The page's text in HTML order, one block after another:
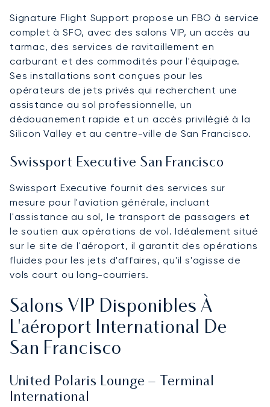
Signature Flight Support propose un FBO à service
complet à SFO, avec des salons VIP, un accès au
tarmac, des services de ravitaillement en
carburant et des commodités pour l'équipage.
Ses installations sont conçues pour les
opérateurs de jets privés qui recherchent une
assistance au sol professionnelle, un
dédouanement rapide et un accès privilégié à la
Silicon Valley et au centre-ville de San Francisco.
Swissport Executive San Francisco
Swissport Executive fournit des services sur
mesure pour l'aviation générale, incluant
l'assistance au sol, le transport de passagers et
le soutien aux opérations de vol. Idéalement situé
sur le site de l'aéroport, il garantit des opérations
fluides pour les jets d'affaires, qu'il s'agisse de
vols court ou long-courriers.
Salons VIP Disponibles À
L'aéroport International De
San Francisco
United Polaris Lounge – Terminal
International